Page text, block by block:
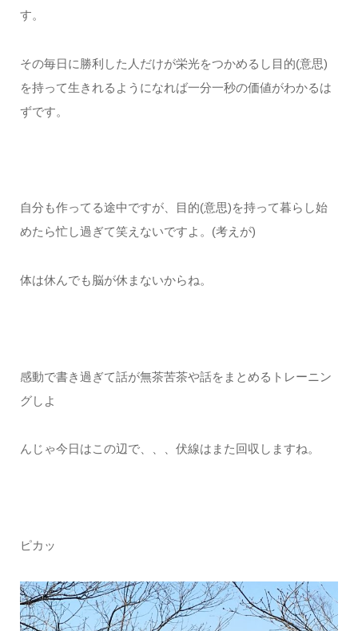
す。
その毎日に勝利した人だけが栄光をつかめるし目的(意思)
を持って生きれるようになれば一分一秒の価値がわかるは
ずです。
自分も作ってる途中ですが、目的(意思)を持って暮らし始
めたら忙し過ぎて笑えないですよ。(考えが)
体は休んでも脳が休まないからね。
感動で書き過ぎて話が無茶苦茶や話をまとめるトレーニン
グしよ
んじゃ今日はこの辺で、、、伏線はまた回収しますね。
ピカッ